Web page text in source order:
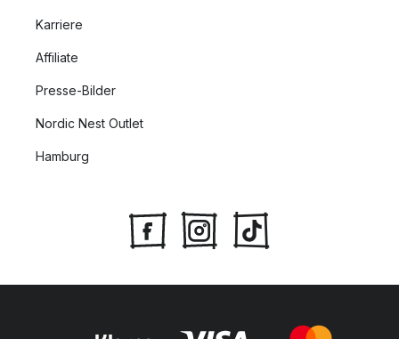
Karriere
Affiliate
Presse-Bilder
Nordic Nest Outlet
Hamburg